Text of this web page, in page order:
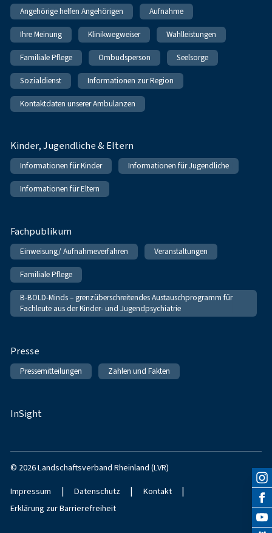
Angehörige helfen Angehörigen Aufnahme
Ihre Meinung Klinikwegweiser Wahlleistungen
Familiale Pflege Ombudsperson Seelsorge
Sozialdienst Informationen zur Region
Kontaktdaten unserer Ambulanzen
Kinder, Jugendliche & Eltern
Informationen für Kinder Informationen für Jugendliche
Informationen für Eltern
Fachpublikum
Einweisung/ Aufnahmeverfahren Veranstaltungen
Familiale Pflege
B-BOLD-Minds – grenzüberschreitendes Austauschprogramm für
Fachleute aus der Kinder- und Jugendpsychiatrie
Presse
Pressemitteilungen Zahlen und Fakten
InSight
© 2026 Landschaftsverband Rheinland (LVR)
Impressum | Datenschutz | Kontakt |
Erklärung zur Barrierefreiheit